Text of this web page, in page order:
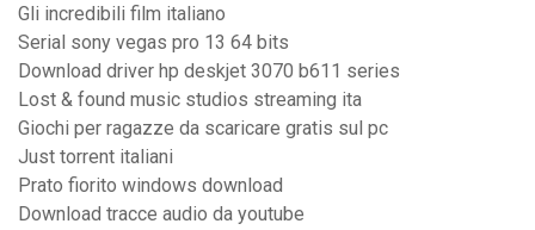
Gli incredibili film italiano
Serial sony vegas pro 13 64 bits
Download driver hp deskjet 3070 b611 series
Lost & found music studios streaming ita
Giochi per ragazze da scaricare gratis sul pc
Just torrent italiani
Prato fiorito windows download
Download tracce audio da youtube